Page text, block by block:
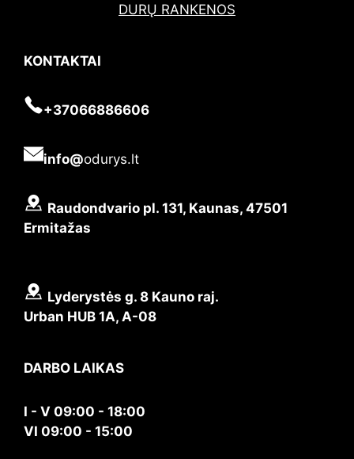
DURŲ RANKENOS
KONTAKTAI
+37066886606
info@odurys.lt
Raudondvario pl. 131, Kaunas, 47501
Ermitažas
Lyderystės g. 8 Kauno raj.
Urban HUB 1A, A-08
DARBO LAIKAS
I - V 09:00 - 18:00
VI 09:00 - 15:00